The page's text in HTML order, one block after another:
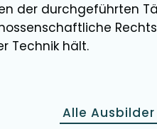
der durchgeführten
Technik hält.
Alle